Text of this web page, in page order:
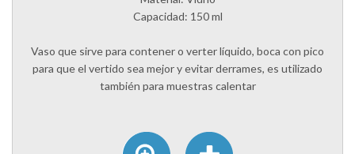
Capacidad: 150 ml
Vaso que sirve para contener o verter líquido, boca con pico
para que el vertido sea mejor y evitar derrames, es utilizado
también para muestras calentar